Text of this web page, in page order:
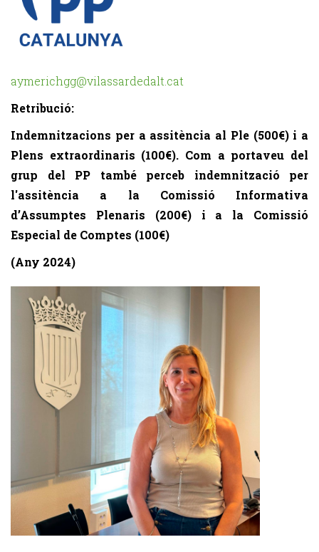
aymerichgg@vilassardedalt.cat
Retribució:
Indemnitzacions per a assitència al Ple (500€) i a
Plens extraordinaris (100€). Com a portaveu del
grup del PP també perceb indemnització per
l'assitència a la
Comissió Informativa
d’Assumptes Plenaris (200€) i a la Comissió
Especial de Comptes (100€)
(Any 2024)